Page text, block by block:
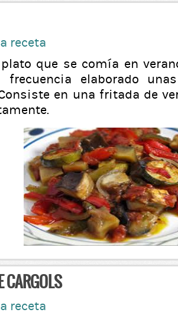
receta
que se comía en
frecuencia elaborado
en una fritada de
CARGOLS
receta